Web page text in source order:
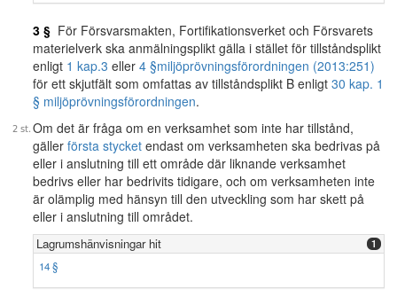
3 § För Försvarsmakten, Fortifikationsverket och Försvarets
materielverk ska anmälningsplikt gälla i stället för tillståndsplikt
enligt 1 kap.3 eller 4 §miljöprövningsförordningen (2013:251)
för ett skjutfält som omfattas av tillståndsplikt B enligt 30 kap. 1
§ miljöprövningsförordningen.
Om det är fråga om en verksamhet som inte har tillstånd,
gäller första stycket endast om verksamheten ska bedrivas på
eller i anslutning till ett område där liknande verksamhet
bedrivs eller har bedrivits tidigare, och om verksamheten inte
är olämplig med hänsyn till den utveckling som har skett på
eller i anslutning till området.
Lagrumshänvisningar hit 1
14 §